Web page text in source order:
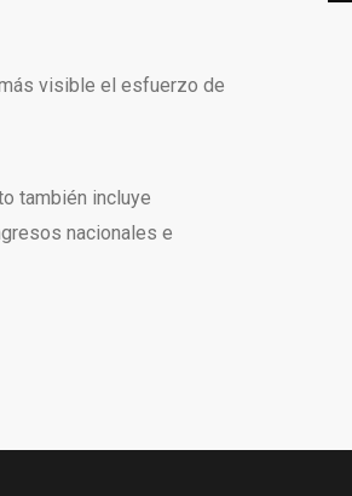
visible el esfuerzo de
también incluye
nacionales e